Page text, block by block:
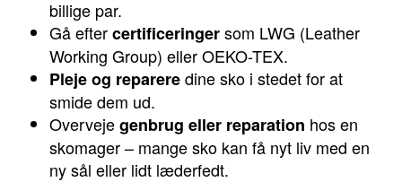
billige par.
Gå eftercertificeringersom LWG (Leather
Working Group) eller OEKO-TEX.
Pleje og repareredine sko i stedet for at
smide dem ud.
Overvejegenbrug eller reparation hos en
skomager – mange sko kan få nyt liv med en
ny sål eller lidt læderfedt.